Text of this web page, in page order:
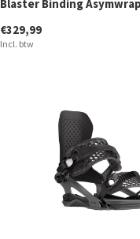
Blaster Binding
€329,99
Incl. btw